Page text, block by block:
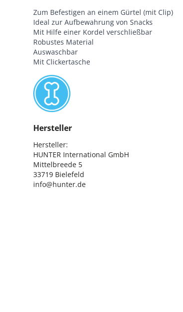
Zum Befestigen an einem Gürtel (mit Clip)
Ideal zur Aufbewahrung von Snacks
Mit Hilfe einer Kordel verschließbar
Robustes Material
Auswaschbar
Mit Clickertasche
Hersteller
Hersteller:
HUNTER International GmbH
Mittelbreede 5
33719 Bielefeld
info@hunter.de